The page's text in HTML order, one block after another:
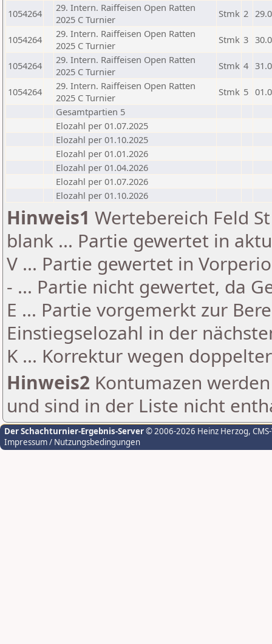
1054264
29. Intern. Raiffeisen Open Ratten
2025 C Turnier
Stmk 2
1054264
29. Intern. Raiffeisen Open Ratten
2025 C Turnier
Stmk 3
1054264
29. Intern. Raiffeisen Open Ratten
2025 C Turnier
Stmk 4
1054264
29. Intern. Raiffeisen Open Ratten
2025 C Turnier
Stmk 5
Gesamtpartien 5
Elozahl per 01.07.2025
Elozahl per 01.10.2025
Elozahl per 01.01.2026
Elozahl per 01.04.2026
Elozahl per 01.07.2026
Elozahl per 01.10.2026
Hinweis1 Wertebereich Feld
blank ... Partie gewertet in
V ... Partie gewertet in
- ... Partie nicht gewertet, da
E ... Partie vorgemerkt zur
Einstiegselozahl in der
K ... Korrektur wegen
Hinweis2 Kontumazen
und sind in der Liste nicht
Der Schachturnier-Ergebnis-Server© 2006-2026 Heinz Herzog,
Impressum / Nutzungsbedingungen